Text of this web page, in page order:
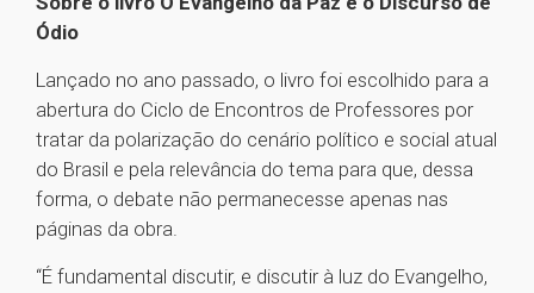
Ódio
Lançado no ano passado, o livro foi escolhido para a
abertura do Ciclo de Encontros de Professores por
tratar da polarização do cenário político e social atual
do Brasil e pela relevância do tema para que, dessa
forma, o debate não permanecesse apenas nas
páginas da obra.
“É fundamental discutir, e discutir à luz do Evangelho,